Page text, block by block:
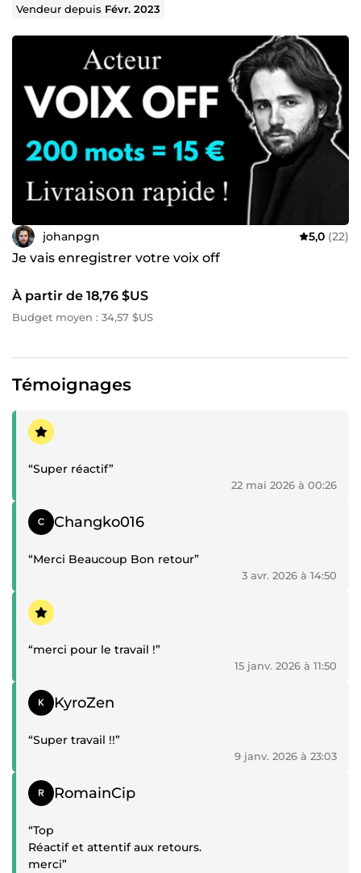
Vendeur depuis Févr. 2023
johanpgn 5,0 (22)
Je vais enregistrer votre voix off
À partir de 18,76 $US
Budget moyen : 34,57 $US
Témoignages
Témoignage positif
“Super réactif”
22 mai 2026 à 00:26
Témoignage positif
Changko016
“Merci Beaucoup Bon retour”
3 avr. 2026 à 14:50
Témoignage positif
“merci pour le travail !”
15 janv. 2026 à 11:50
Témoignage positif
KyroZen
“Super travail !!”
9 janv. 2026 à 23:03
Témoignage positif
RomainCip
“Top
Réactif et attentif aux retours.
merci”